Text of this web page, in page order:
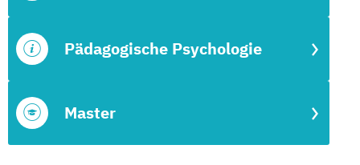
Master
Pädagogische Psychologie